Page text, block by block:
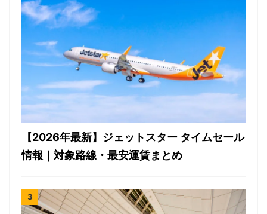
【2026年最新】ジェットスター タイムセール
情報｜対象路線・最安運賃まとめ